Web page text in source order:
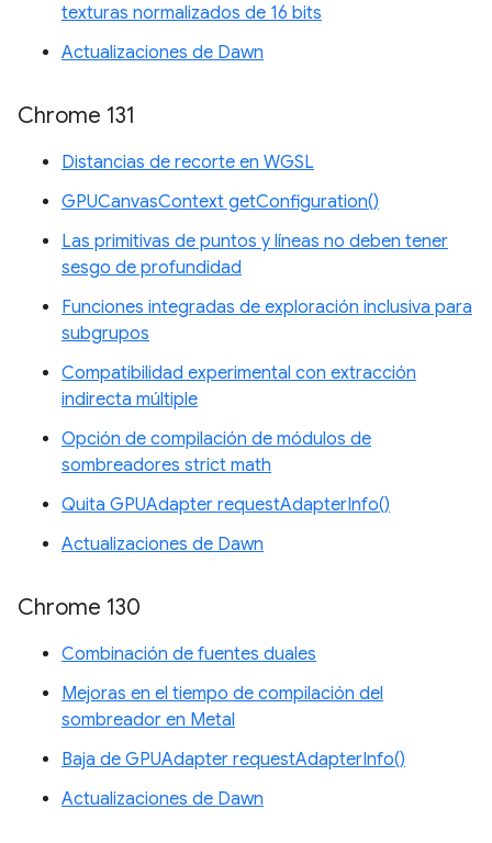
texturas normalizados de 16 bits
Actualizaciones de Dawn
Chrome 131
Distancias de recorte en WGSL
GPUCanvasContext getConfiguration()
Las primitivas de puntos y líneas no deben tener
sesgo de profundidad
Funciones integradas de exploración inclusiva para
subgrupos
Compatibilidad experimental con extracción
indirecta múltiple
Opción de compilación de módulos de
sombreadores strict math
Quita GPUAdapter requestAdapterInfo()
Actualizaciones de Dawn
Chrome 130
Combinación de fuentes duales
Mejoras en el tiempo de compilación del
sombreador en Metal
Baja de GPUAdapter requestAdapterInfo()
Actualizaciones de Dawn